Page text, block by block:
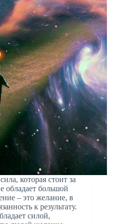
которая стоит за
обладает большой
– это желание, в
к результату.
силой,